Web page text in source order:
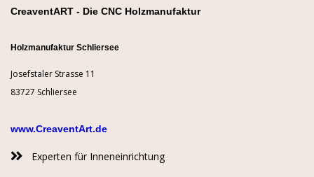
CreaventART - Die CNC Holzmanufaktur
Holzmanufaktur Schliersee
Josefstaler Strasse 11
83727 Schliersee
www.CreaventArt.de
Experten für Inneneinrichtung